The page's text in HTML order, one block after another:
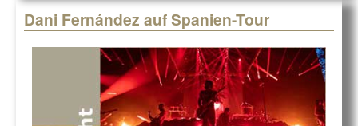
Dani Fernández auf Spanien-Tour